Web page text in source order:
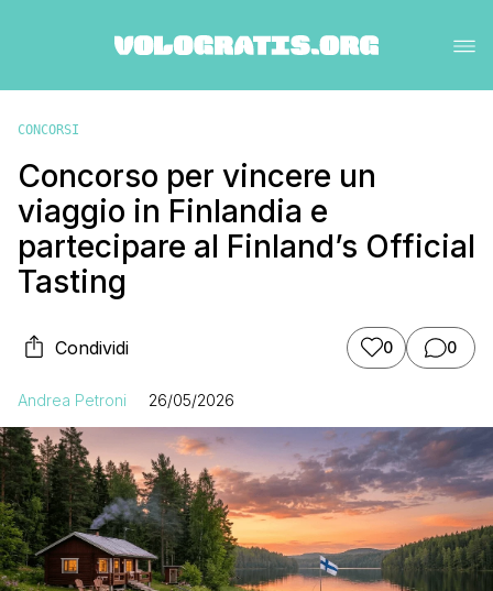
CONCORSI
Concorso per vincere un
viaggio in Finlandia e
partecipare al Finland’s Official
Tasting
Condividi 0 0
Andrea Petroni 26/05/2026